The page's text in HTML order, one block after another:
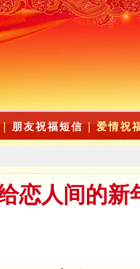
| 朋友祝福短信 | 爱情祝
恋人间的新